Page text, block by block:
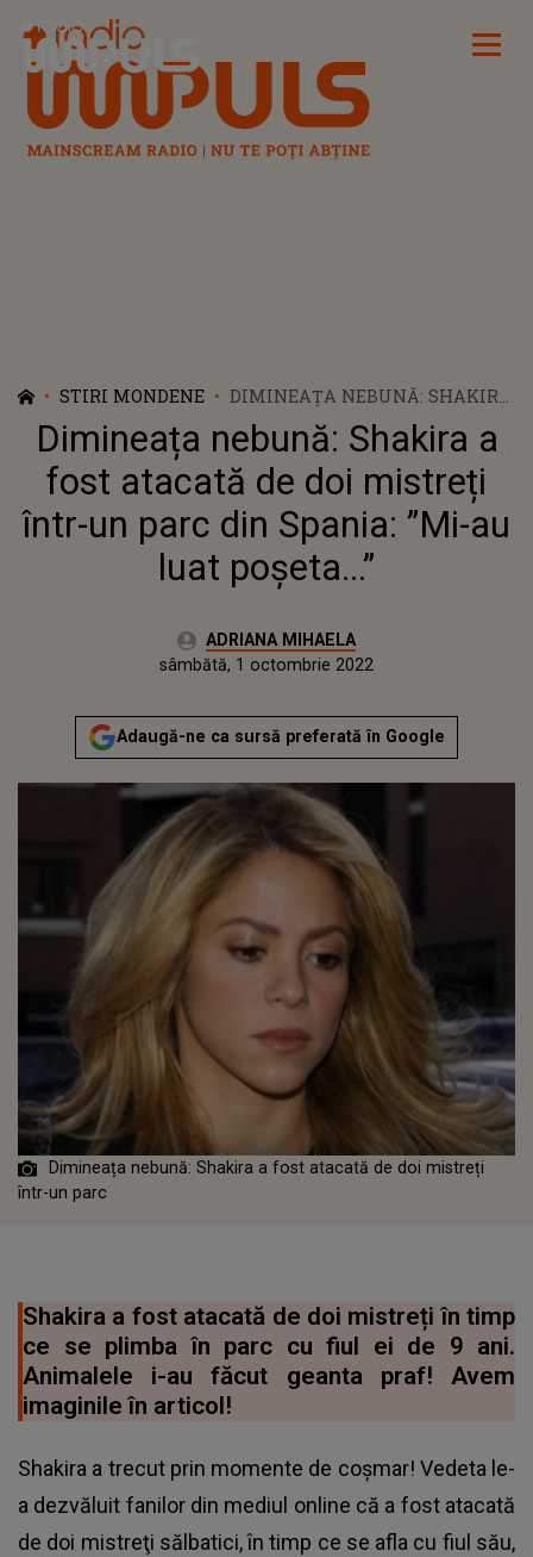
Radio Impuls
STIRI MONDENE
DIMINEAȚA NEBUNĂ: SHAKIRA
A FOST ATACATĂ DE DOI
MISTREȚI ÎNTR-UN PARC DIN
SPANIA: ”MI-AU LUAT POȘETA...”
Dimineața nebună: Shakira a
fost atacată de doi mistreți
într-un parc din Spania: ”Mi-au
luat poșeta...”
Autor:ADRIANA MIHAELA
vineri, 1 octombrie 2021Actualizat:
sâmbătă, 1 octombrie 2022
Adaugă-ne ca sursă preferată în Google
Dimineața nebună: Shakira a fost atacată de doi mistreți
într-un parc
Shakira a fost atacată de doi mistreți în timp
ce se plimba în parc cu fiul ei de 9 ani.
Animalele i-au făcut geanta praf! Avem
imaginile în articol!
Shakira a trecut prin momente de coşmar! Vedeta le-
a dezvăluit fanilor din mediul online că a fost atacată
de doi mistreţi sălbatici, în timp ce se afla cu fiul său,